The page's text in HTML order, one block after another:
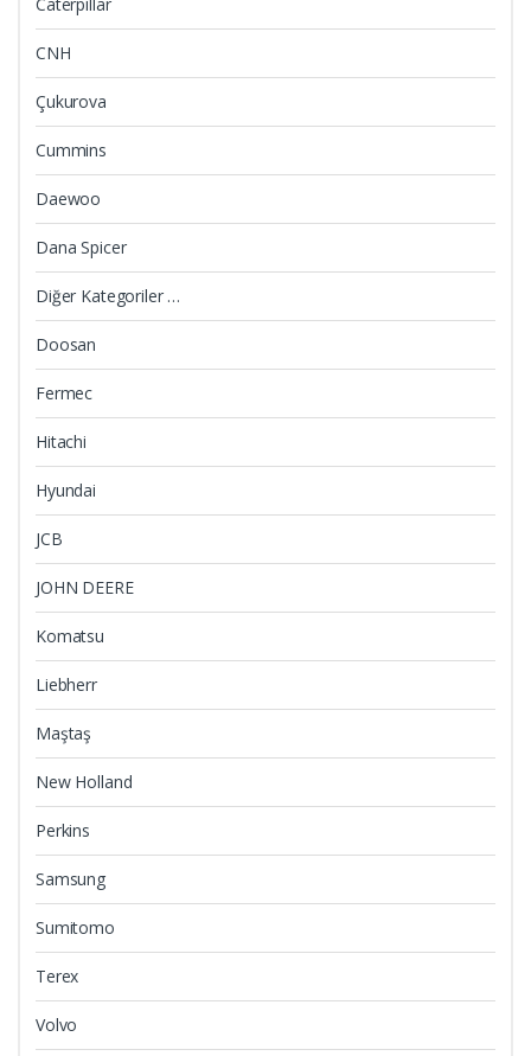
Caterpillar
CNH
Çukurova
Cummins
Daewoo
Dana Spicer
Diğer Kategoriler …
Doosan
Fermec
Hitachi
Hyundai
JCB
JOHN DEERE
Komatsu
Liebherr
Maştaş
New Holland
Perkins
Samsung
Sumitomo
Terex
Volvo